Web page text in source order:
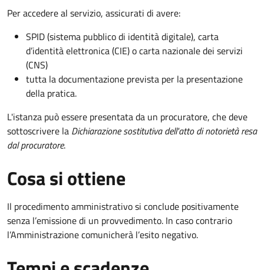
Per accedere al servizio, assicurati di avere:
SPID (sistema pubblico di identità digitale), carta
d’identità elettronica (CIE) o carta nazionale dei servizi
(CNS)
tutta la documentazione prevista per la presentazione
della pratica.
L'istanza può essere presentata da un procuratore, che deve
sottoscrivere la Dichiarazione sostitutiva dell'atto di notorietà resa
dal procuratore.
Cosa si ottiene
Il procedimento amministrativo si conclude positivamente
senza l’emissione di un provvedimento. In caso contrario
l’Amministrazione comunicherà l’esito negativo.